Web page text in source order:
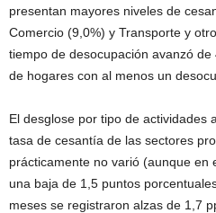
presentan mayores niveles de
Comercio (9,0%) y Transporte y
tiempo de desocupación avanzó
de hogares con al menos un
El desglose por tipo de actividades
tasa de cesantía de las sectores
prácticamente no varió (aunque en
una baja de 1,5 puntos
meses se registraron alzas de 1,7